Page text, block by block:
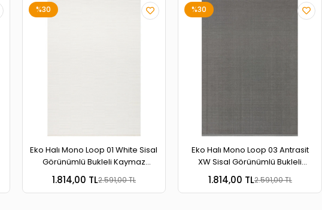
%30
Eko Halı Mono Loop 01 White Sisal
Görünümlü Bukleli Kaymaz
Tabanlı Yıkanabilir Halı
1.814,00 TL2.591,00 TL
%30
Eko Halı Mono Loop 03 Antrasit
XW Sisal Görünümlü Bukleli
Kaymaz Tabanlı Yıkanabilir Halı
1.814,00 TL2.591,00 TL